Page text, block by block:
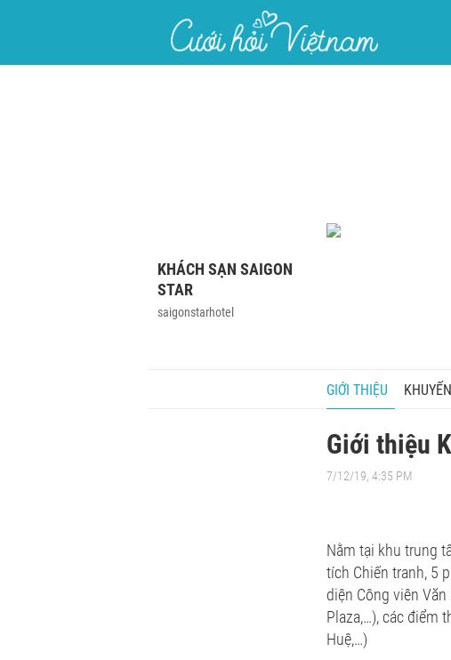
KHÁCH SẠN SAIGON
STAR
saigonstarhotel
GIỚI THIỆU
Giới thiệu
7/12/19, 4:35 PM
Nằm tại khu trung
tích Chiến tranh, 5
diện Công viên
Plaza,…), các điểm
Huệ,…)